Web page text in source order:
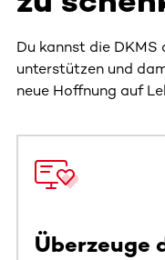
Du kannst die
unterstützen und
neue Hoffnung auf
Überzeuge